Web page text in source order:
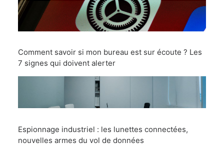
Comment savoir si mon bureau est sur écoute ? Les
7 signes qui doivent alerter
Espionnage industriel : les lunettes connectées,
nouvelles armes du vol de données